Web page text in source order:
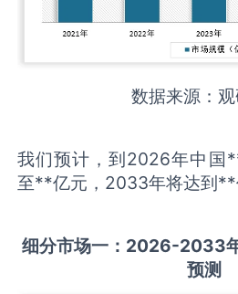
数据来源：
我们预计，到2026年中国
至**亿元，2033年将达到**
细分市场一： 2026-2033
预测